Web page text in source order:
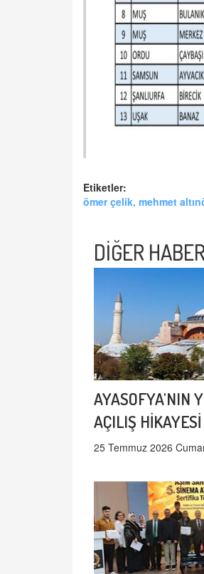
Etiketler:
ömer çelik, mehmet
DİĞER
AYASOFYA'NIN
AÇILIŞ HİKAYESİ
25 Temmuz 2026